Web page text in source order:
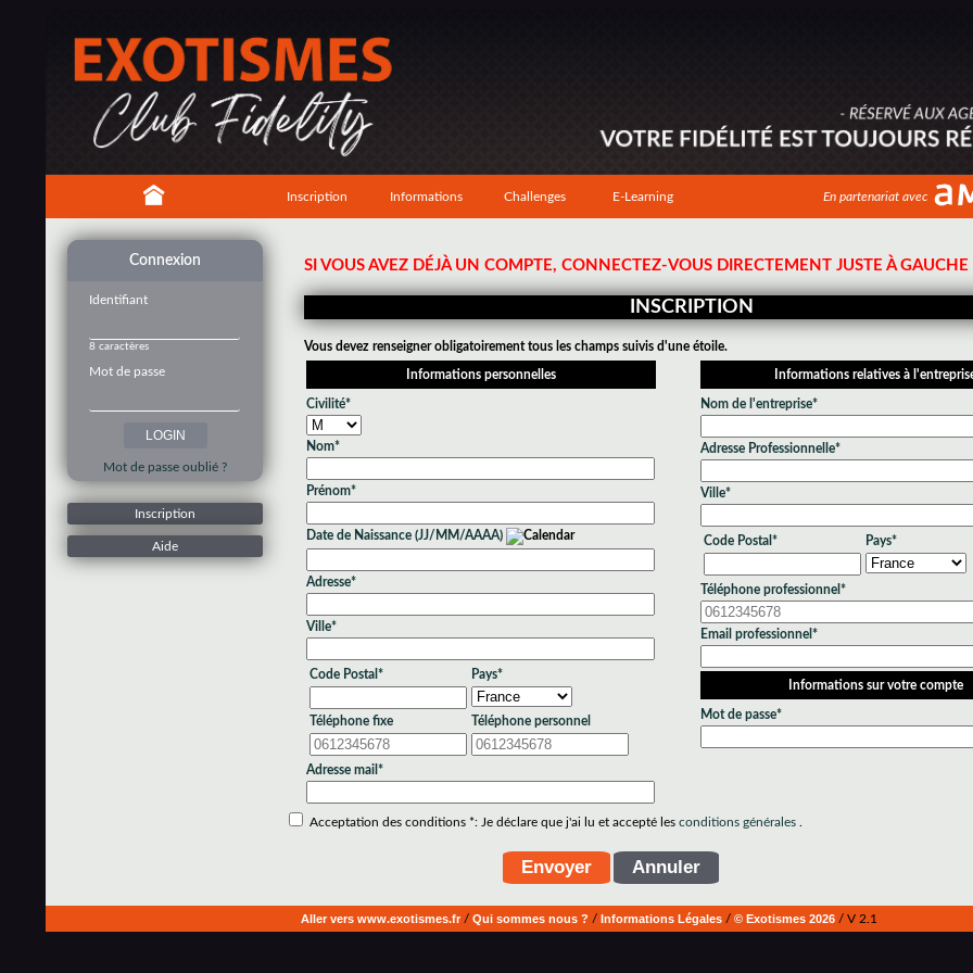
Inscription Informations Challenges E-Learning En partenariat avec
Connexion
Identifiant
8 caractères
Mot de passe
Mot de passe oublié ?
Inscription
Aide
SI VOUS AVEZ DÉJÀ UN COMPTE, CONNECTEZ-VOUS DIRECTEMENT JUSTE À GAUCHE
INSCRIPTION
Vous devez renseigner obligatoirement tous les champs suivis d'une étoile.
Informations personnelles
Civilité*
Nom*
Prénom*
Date de Naissance (JJ/MM/AAAA)
Adresse*
Ville*
Code Postal* Pays*
Téléphone fixe Téléphone personnel
Adresse mail*
Informations relatives à
Nom de l'entreprise*
Adresse Professionnelle*
Ville*
Code Postal* Pays*
Téléphone professionnel*
Email professionnel*
Informations sur votre compte
Mot de passe*
Acceptation des conditions *: Je déclare que j'ai lu et accepté les conditions générales
Aller vers www.exotismes.fr/ Qui sommes nous ? / Informations Légales/ © Exotismes 2026/ V 2.1